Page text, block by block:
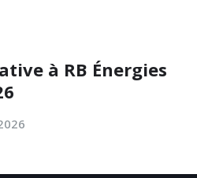
à RB Énergies